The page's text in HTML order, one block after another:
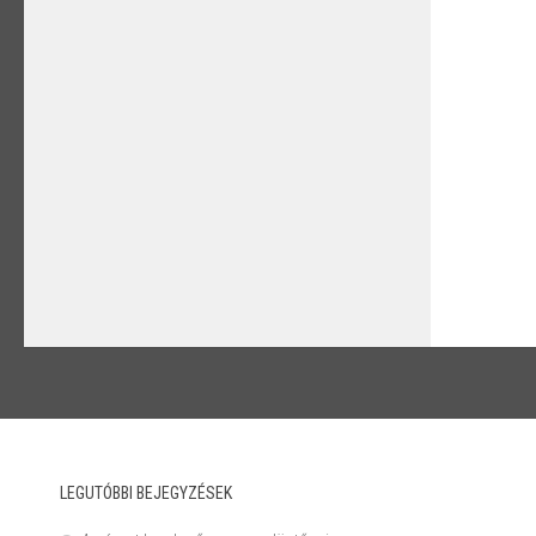
LEGUTÓBBI BEJEGYZÉSEK